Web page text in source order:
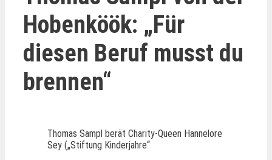
Hobenköök: „Für
diesen Beruf musst du
brennen“
Thomas Sampl berät Charity-Queen Hannelore
Sey („Stiftung Kinderjahre“